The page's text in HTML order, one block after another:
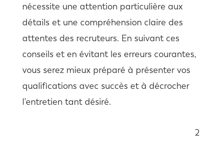
nécessite une attention particulière aux
détails et une compréhension claire des
attentes des recruteurs. En suivant ces
conseils et en évitant les erreurs courantes,
vous serez mieux préparé à présenter vos
qualifications avec succès et à décrocher
l’entretien tant désiré.
2